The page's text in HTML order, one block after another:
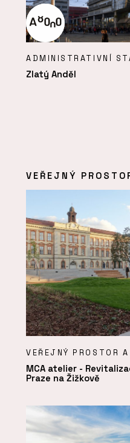
ADMINISTRATIVNÍ
Zlatý Anděl
VEŘEJNÝ
VEŘEJNÝ PROSTOR
MCA atelier -
Praze na Žižkově